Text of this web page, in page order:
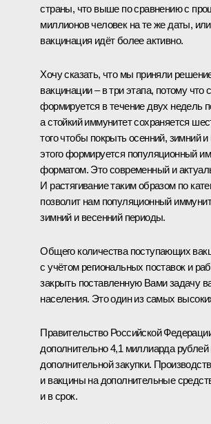
страны, что выше по сравнению с
миллионов человек на те же даты,
вакцинация идёт более активно.
Хочу сказать, что мы приняли
вакцинации – в три этапа, потому что
формируется в течение двух недель
а стойкий иммунитет сохраняется
того чтобы покрыть осенний, зимний
этого формируется популяционный
форматом. Это современный и
И растягивание таким образом по
позволит нам популяционный
зимний и весенний периоды.
Общего количества поступающих
с учётом региональных поставок и
закрыть поставленную Вами задачу
населения. Это один из самых
Правительство Российской
дополнительно 4,1 миллиарда рублей
дополнительной закупки.
и вакцины на дополнительные
и в срок.